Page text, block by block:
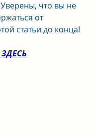
что вы не
от
статьи до конца!